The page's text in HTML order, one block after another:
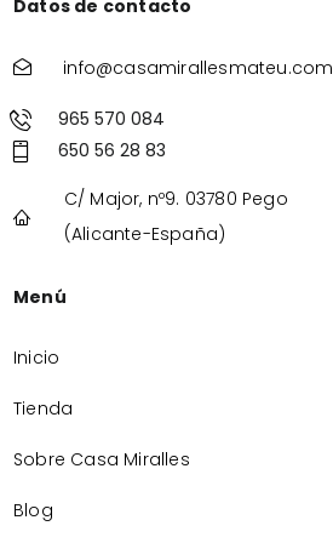
Datos de contacto
info@casamirallesmateu.com
965 570 084
650 56 28 83
C/ Major, nº9. 03780 Pego
(Alicante-España)
Menú
Inicio
Tienda
Sobre Casa Miralles
Blog